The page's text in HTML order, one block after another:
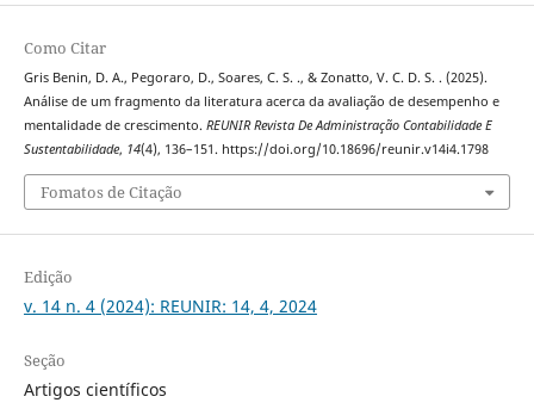
Como Citar
Gris Benin, D. A., Pegoraro, D., Soares, C. S. ., & Zonatto, V. C. D. S. . (2025).
Análise de um fragmento da literatura acerca da avaliação de desempenho e
mentalidade de crescimento. REUNIR Revista De Administração Contabilidade E
Sustentabilidade, 14(4), 136–151. https://doi.org/10.18696/reunir.v14i4.1798
Fomatos de Citação
Edição
v. 14 n. 4 (2024): REUNIR: 14, 4, 2024
Seção
Artigos científicos